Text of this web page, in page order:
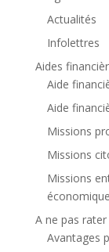
Actualités
Infolettres
Aides
Aide
Aide
Missions
Missions
Missions
économique
A ne pas rater
Avantages